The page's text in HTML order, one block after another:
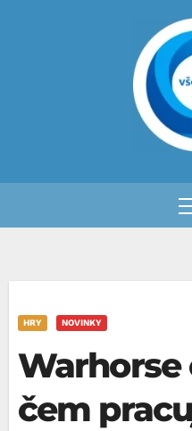
HRY NOVINKY
Warhorse
čem